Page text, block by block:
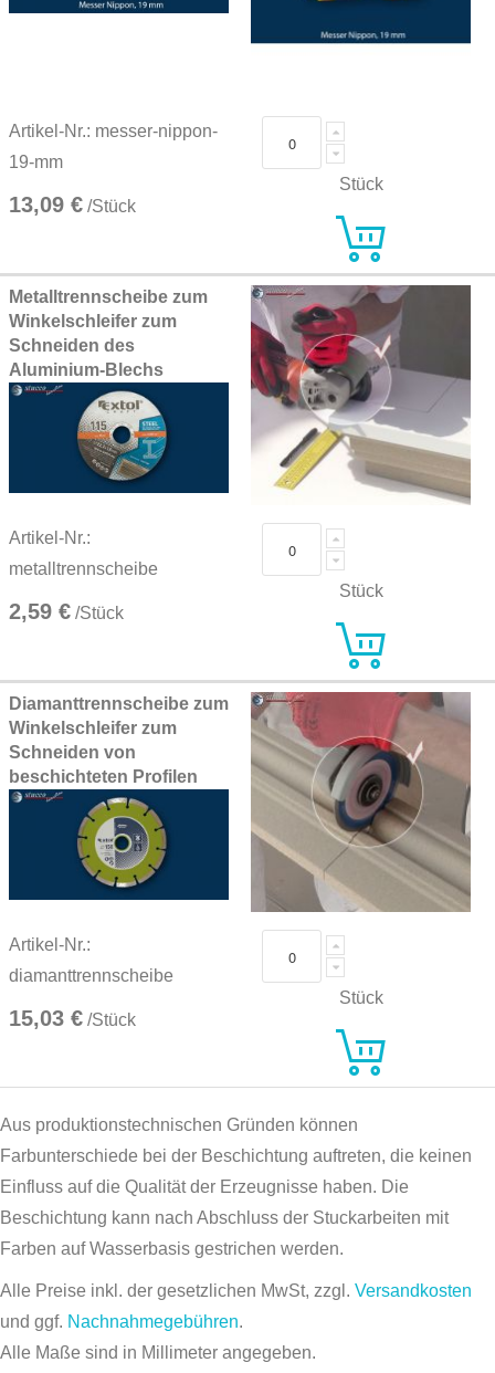
Artikel-Nr.: messer-nippon-
19-mm
13,09 € /Stück
Stück
Metalltrennscheibe zum
Winkelschleifer zum
Schneiden des
Aluminium-Blechs
Artikel-Nr.:
metalltrennscheibe
2,59 € /Stück
Stück
Diamanttrennscheibe zum
Winkelschleifer zum
Schneiden von
beschichteten Profilen
Artikel-Nr.:
diamanttrennscheibe
15,03 € /Stück
Stück
Aus produktionstechnischen Gründen können
Farbunterschiede bei der Beschichtung auftreten, die keinen
Einfluss auf die Qualität der Erzeugnisse haben. Die
Beschichtung kann nach Abschluss der Stuckarbeiten mit
Farben auf Wasserbasis gestrichen werden.
Alle Preise inkl. der gesetzlichen MwSt, zzgl. Versandkosten
und ggf. Nachnahmegebühren.
Alle Maße sind in Millimeter angegeben.